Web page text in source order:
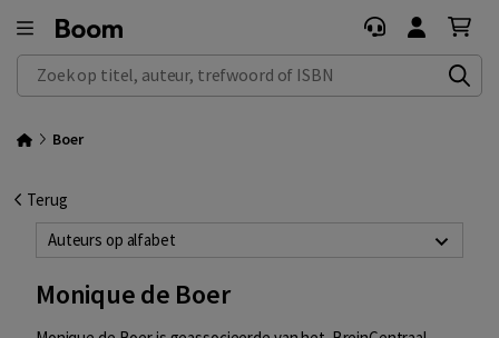
Zoek op titel, auteur, trefwoord of ISBN
Boer
Terug
Auteurs op alfabet
Monique de Boer